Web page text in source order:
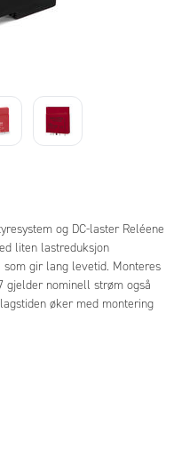
og DC-laster Reléene
liten lastreduksjon
gir lang levetid. Monteres
gjelder nominell strøm også
øker med montering
300 V DC som er en fordel
å benytte